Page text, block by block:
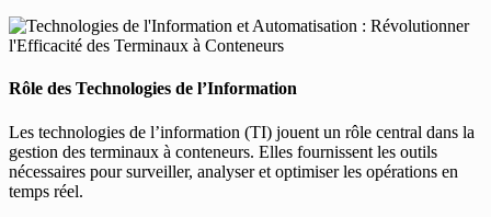
Rôle des Technologies de l’Information
Les technologies de l’information (TI) jouent un rôle central dans la
gestion des terminaux à conteneurs. Elles fournissent les outils
nécessaires pour surveiller, analyser et optimiser les opérations en
temps réel.